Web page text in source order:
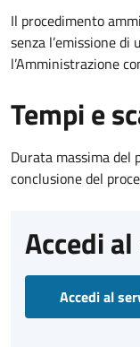
Il procedimento
senza l’emissione
l’Amministrazione
Tempi e
Durata massima del
conclusione del
Accedi
Accedi al